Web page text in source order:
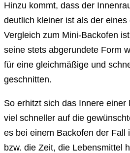
Hinzu kommt, dass der
deutlich kleiner ist als der
Vergleich zum Mini-Backofen
seine stets abgerundete Form
für eine gleichmäßige und
geschnitten.
So erhitzt sich das Innere
viel schneller auf die
es bei einem Backofen der Fall
bzw. die Zeit, die Lebensmittel